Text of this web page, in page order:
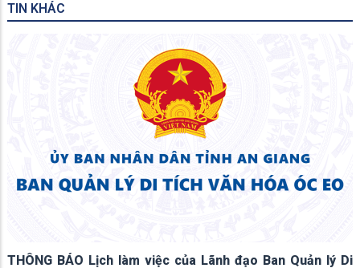
TIN KHÁC
THÔNG BÁO Lịch làm việc của Lãnh đạo Ban Quản lý Di